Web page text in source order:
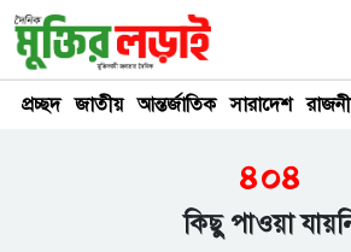
প্রচ্ছদ জাতীয় আন্তর্জাতিক সারাদেশ
৪০৪
কিছু পাওয়া